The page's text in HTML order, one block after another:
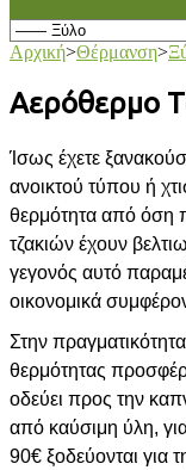
Αρχική>Θέρμανση>
Αερόθερμο
Ίσως έχετε
ανοικτού τύπου ή
θερμότητα από όση
τζακιών έχουν
γεγονός αυτό
οικονομικά
Στην
θερμότητας
οδεύει προς την
από καύσιμη ύλη,
90€ ξοδεύονται για